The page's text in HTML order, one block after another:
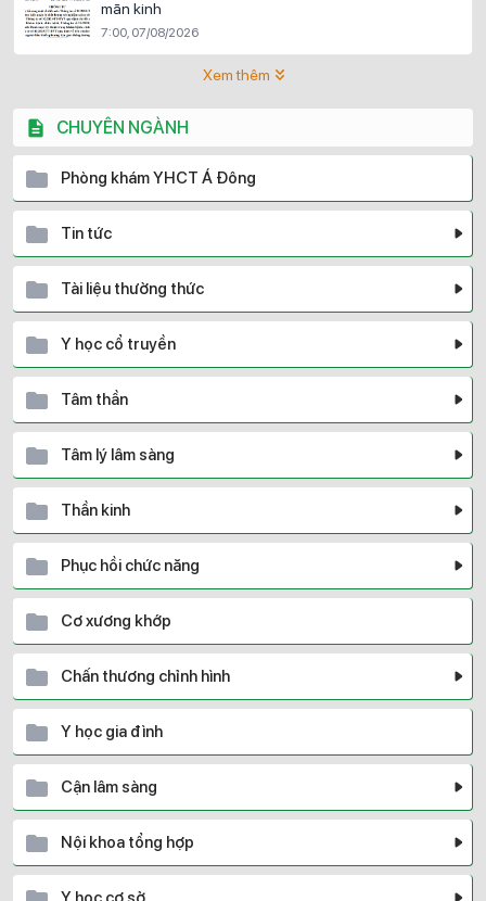
mãn kinh
7:00, 07/08/2026
Xem thêm
CHUYÊN NGÀNH
Phòng khám YHCT Á Đông
Tin tức
Tài liệu thường thức
Y học cổ truyền
Tâm thần
Tâm lý lâm sàng
Thần kinh
Phục hồi chức năng
Cơ xương khớp
Chấn thương chỉnh hình
Y học gia đình
Cận lâm sàng
Nội khoa tổng hợp